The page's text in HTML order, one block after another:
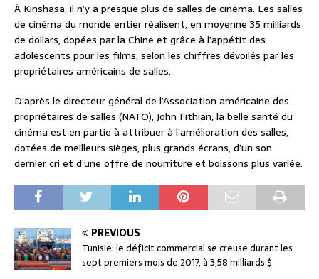
À Kinshasa, il n’y a presque plus de salles de cinéma. Les salles
de cinéma du monde entier réalisent, en moyenne 35 milliards
de dollars, dopées par la Chine et grâce à l’appétit des
adolescents pour les films, selon les chiffres dévoilés par les
propriétaires américains de salles.
D’après le directeur général de l’Association américaine des
propriétaires de salles (NATO), John Fithian, la belle santé du
cinéma est en partie à attribuer à l’amélioration des salles,
dotées de meilleurs sièges, plus grands écrans, d’un son
dernier cri et d’une offre de nourriture et boissons plus variée.
PREVIOUS
Tunisie: le déficit commercial se creuse durant les
sept premiers mois de 2017, à 3,58 milliards $